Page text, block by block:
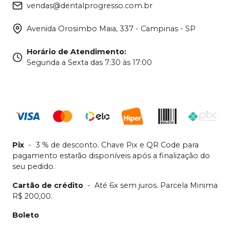
vendas@dentalprogresso.com.br
Avenida Orosimbo Maia, 337 - Campinas - SP
Horário de Atendimento:
Segunda a Sexta das 7:30 às 17:00
Pix - 3 % de desconto. Chave Pix e QR Code para
pagamento estarão disponíveis após a finalização do
seu pedido.
Cartão de crédito - Até 6x sem juros. Parcela Minima
R$ 200,00.
Boleto